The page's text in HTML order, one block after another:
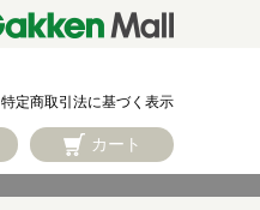
特定商取引法に基づく表示
カート